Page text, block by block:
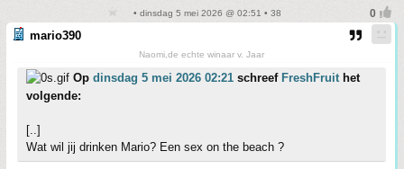
• dinsdag 5 mei 2026 @ 02:51 • 38
mario390
Naomi,de echte winaar v. Jaar
Op dinsdag 5 mei 2026 02:21 schreef FreshFruithet
volgende:
[..]
Wat wil jij drinken Mario? Een sex on the beach ?